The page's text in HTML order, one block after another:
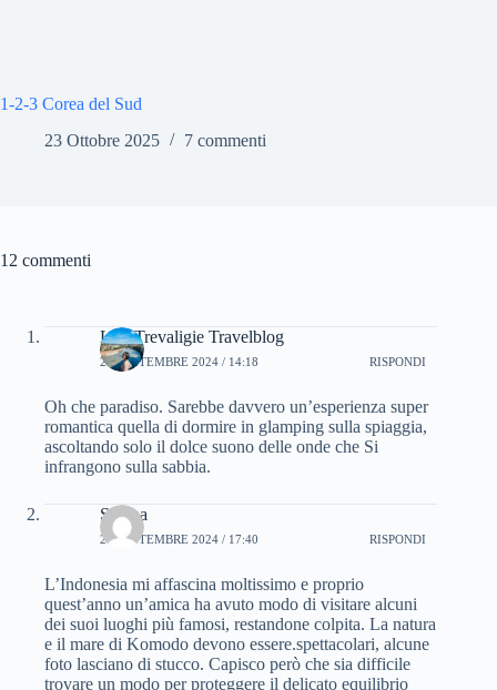
1-2-3 Corea del Sud
23 Ottobre 2025
7 commenti
12 commenti
Lisa Trevaligie Travelblog
27 SETTEMBRE 2024 / 14:18 RISPONDI
Oh che paradiso. Sarebbe davvero un’esperienza super
romantica quella di dormire in glamping sulla spiaggia,
ascoltando solo il dolce suono delle onde che Si
infrangono sulla sabbia.
Serena
27 SETTEMBRE 2024 / 17:40 RISPONDI
L’Indonesia mi affascina moltissimo e proprio
quest’anno un’amica ha avuto modo di visitare alcuni
dei suoi luoghi più famosi, restandone colpita. La natura
e il mare di Komodo devono essere.spettacolari, alcune
foto lasciano di stucco. Capisco però che sia difficile
trovare un modo per proteggere il delicato equilibrio